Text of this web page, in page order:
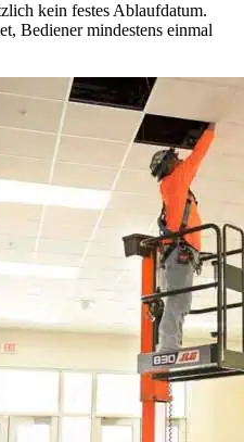
kein festes Ablaufdatum.
Bediener mindestens einmal